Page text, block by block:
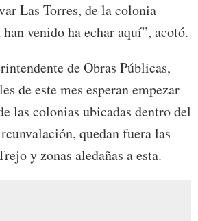
Las Torres, de la colonia
venido ha echar aquí”, acotó.
de Obras Públicas,
de este mes esperan empezar
las colonias ubicadas dentro del
quedan fuera las
y zonas aledañas a esta.